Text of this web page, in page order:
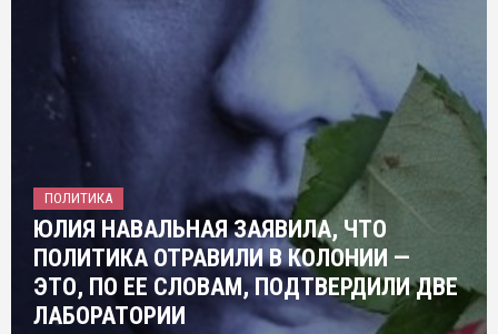
ПОЛИТИКА
ЮЛИЯ НАВАЛЬНАЯ ЗАЯВИЛА, ЧТО
ПОЛИТИКА ОТРАВИЛИ В КОЛОНИИ —
ЭТО, ПО ЕЕ СЛОВАМ, ПОДТВЕРДИЛИ ДВЕ
ЛАБОРАТОРИИ